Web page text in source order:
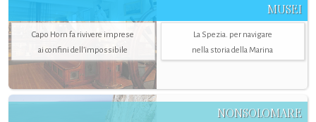
MUSEI
Capo Horn fa rivivere imprese
ai confini dell’impossibile
La Spezia. per navigare
nella storia della Marina
NONSOLOMARE